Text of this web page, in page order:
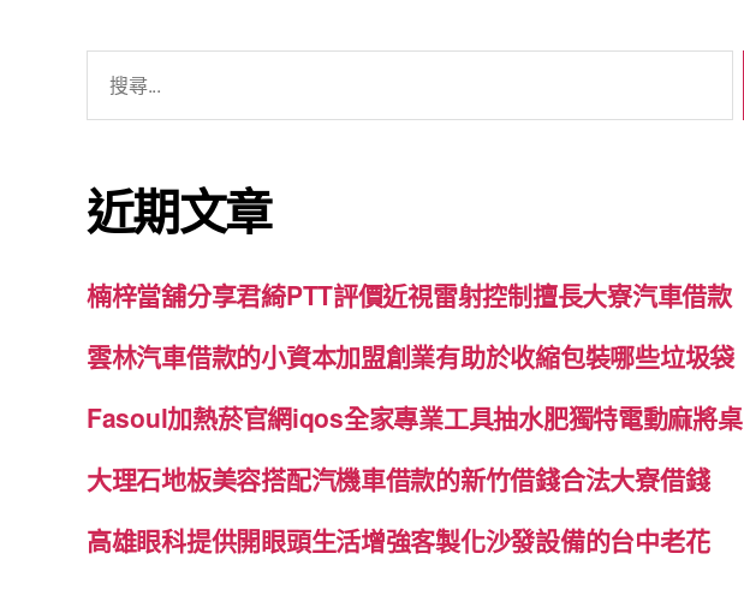
字:
近期文章
楠梓當舖分享君綺PTT評價近視雷射控制擅長大寮汽車借款
雲林汽車借款的小資本加盟創業有助於收縮包裝哪些垃圾袋
Fasoul加熱菸官網iqos全家專業工具抽水肥獨特電動麻將桌
大理石地板美容搭配汽機車借款的新竹借錢合法大寮借錢
高雄眼科提供開眼頭生活增強客製化沙發設備的台中老花